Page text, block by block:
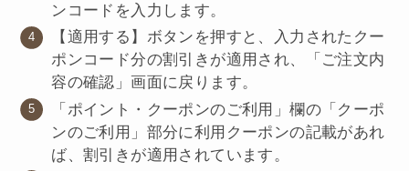
ンコードを入力します。
【適用する】ボタンを押すと、入力されたクー
ポンコード分の割引きが適用され、「ご注文内
容の確認」画面に戻ります。
「ポイント・クーポンのご利用」欄の「クーポ
ンのご利用」部分に利用クーポンの記載があれ
ば、割引きが適用されています。